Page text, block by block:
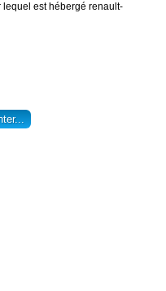
lequel est hébergé renault-